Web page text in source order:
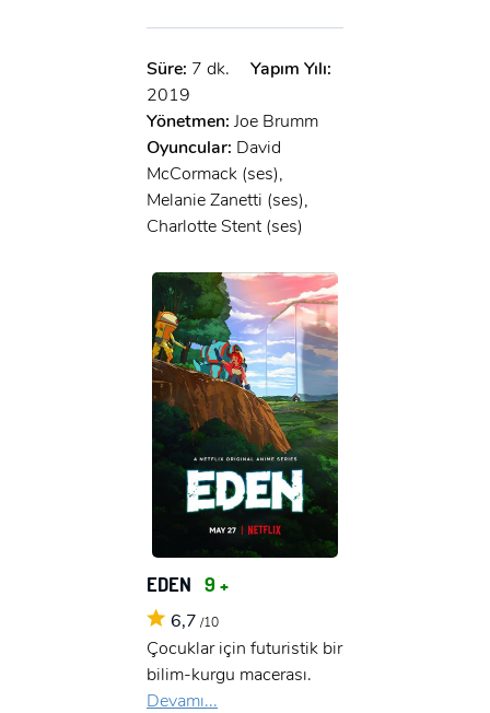
Süre: 7 dk.
Yapım Yılı:
2019
Yönetmen: Joe Brumm
Oyuncular: David
McCormack (ses),
Melanie Zanetti (ses),
Charlotte Stent (ses)
EDEN 9 +
6,7 /10
Çocuklar için futuristik bir
bilim-kurgu macerası.
Devamı...